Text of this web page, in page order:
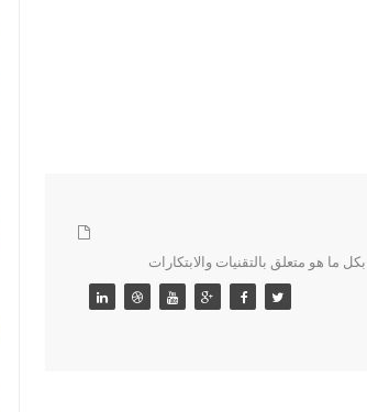
ما هو متعلق بالتقنيات والابتكارات